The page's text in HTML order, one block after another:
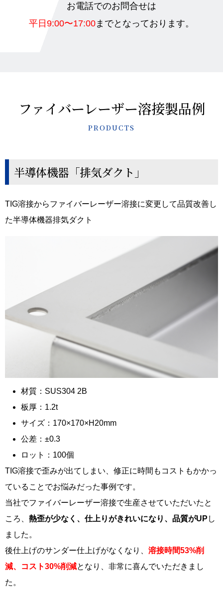
お電話でのお問合せは
平日9:00〜17:00 までとなっております。
ファイバーレーザー溶接製品例
PRODUCTS
半導体機器「排気ダクト」
TIG溶接からファイバーレーザー溶接に変更して品質改善し
た半導体機器排気ダクト
材質：SUS304 2B
板厚：1.2t
サイズ：170×170×H20mm
公差：±0.3
ロット：100個
TIG溶接で歪みが出てしまい、修正に時間もコストもかかっ
ていることでお悩みだった事例です。
当社でファイバーレーザー溶接で生産させていただいたと
ころ、 熱歪が少なく、仕上りがきれいになり、品質がUP し
ました。
後仕上げのサンダー仕上げがなくなり、 溶接時間53%削
減、コスト30%削減となり、非常に喜んでいただきまし
た。